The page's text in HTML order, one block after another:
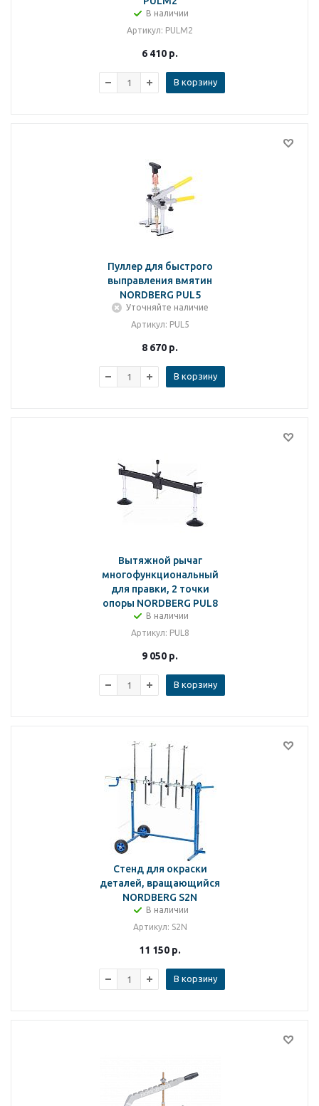
В наличии
Артикул: PULM2
6 410 р.
В корзину
Пуллер для быстрого
выправления вмятин
NORDBERG PUL5
Уточняйте наличие
Артикул: PUL5
8 670 р.
В корзину
Вытяжной рычаг
многофункциональный
для правки, 2 точки
опоры NORDBERG PUL8
В наличии
Артикул: PUL8
9 050 р.
В корзину
Стенд для окраски
деталей, вращающийся
NORDBERG S2N
В наличии
Артикул: S2N
11 150 р.
В корзину